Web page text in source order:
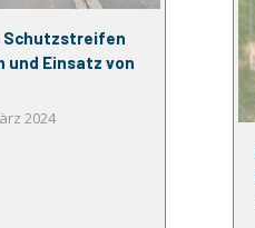
Schutzstreifen
und Einsatz von
2024